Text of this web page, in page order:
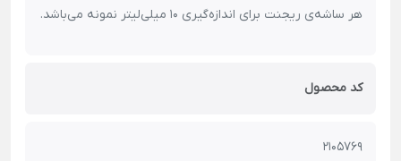
هر ساشه‌ی ریجنت برای اندازه‌گیری 10 میلی‌لیتر نمونه می‌باشد.
کد محصول
2105769